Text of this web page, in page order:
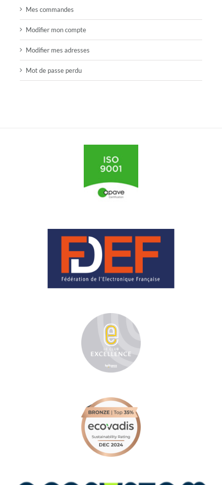
Mes commandes
Modifier mon compte
Modifier mes adresses
Mot de passe perdu